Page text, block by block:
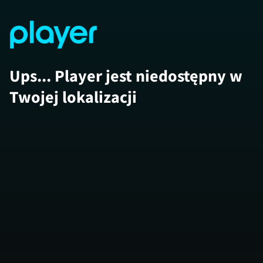
Ups... Player jest niedostępny w
Twojej lokalizacji